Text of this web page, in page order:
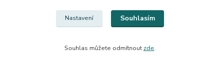
Nastavení Souhlasím
Souhlas můžete odmítnout zde.